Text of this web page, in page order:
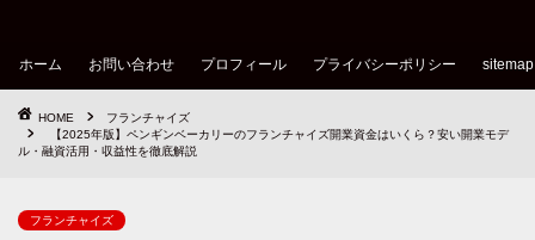
ホーム お問い合わせ プロフィール プライバシーポリシー sitemap
HOME
フランチャイズ
【2025年版】ペンギンベーカリーのフランチャイズ開業資金はいくら？安い開業モデ
ル・融資活用・収益性を徹底解説
フランチャイズ